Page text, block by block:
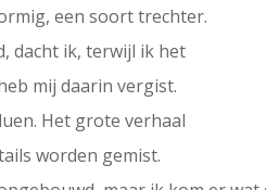
een soort trechter.
dacht ik, terwijl ik het
mij daarin vergist.
Het grote verhaal
worden gemist.